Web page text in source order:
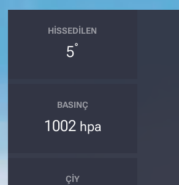
HISSEDILEN
5°
BASINÇ
1002 hpa
ÇIY